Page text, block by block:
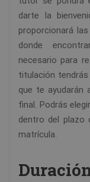
darte la
proporcionará
donde
necesario para
titulación
que te ayudarán
final. Podrás
dentro del plazo
matrícula.